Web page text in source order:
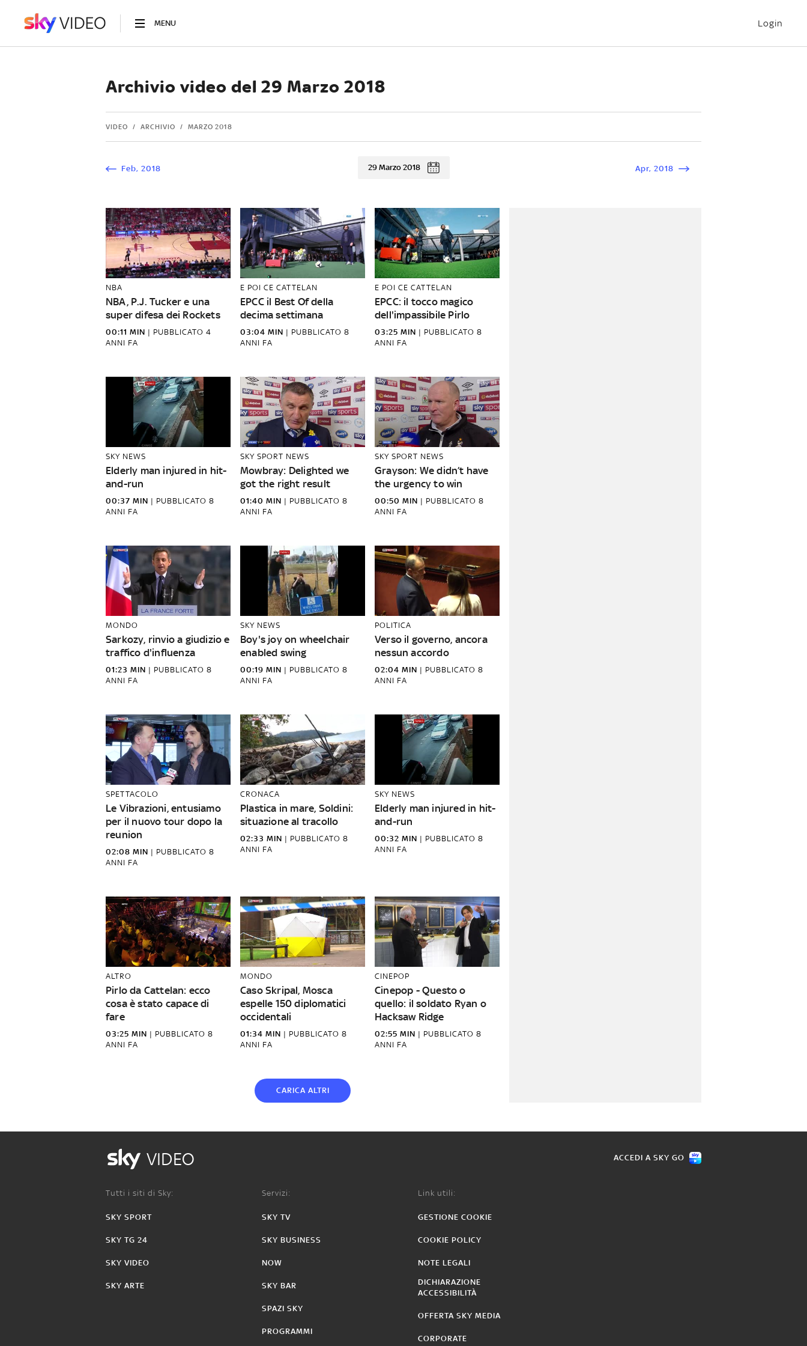
MENU Login
Archivio video del 29 Marzo 2018
VIDEO ARCHIVIO MARZO 2018
Feb, 2018 29 Marzo 2018 Apr, 2018
NBA
NBA, P.J. Tucker e una
super difesa dei Rockets
00:11 MIN | PUBBLICATO 4
ANNI FA
E POI CE CATTELAN
EPCC il Best Of della
decima settimana
03:04 MIN | PUBBLICATO 8
ANNI FA
E POI CE CATTELAN
EPCC: il tocco magico
dell'impassibile Pirlo
03:25 MIN | PUBBLICATO 8
ANNI FA
SKY NEWS
Elderly man injured in hit-
and-run
00:37 MIN | PUBBLICATO 8
ANNI FA
SKY SPORT NEWS
Mowbray: Delighted we
got the right result
01:40 MIN | PUBBLICATO 8
ANNI FA
SKY SPORT NEWS
Grayson: We didn’t have
the urgency to win
00:50 MIN | PUBBLICATO 8
ANNI FA
MONDO
Sarkozy, rinvio a giudizio e
traffico d'influenza
01:23 MIN | PUBBLICATO 8
ANNI FA
SKY NEWS
Boy's joy on wheelchair
enabled swing
00:19 MIN | PUBBLICATO 8
ANNI FA
POLITICA
Verso il governo, ancora
nessun accordo
02:04 MIN | PUBBLICATO 8
ANNI FA
SPETTACOLO
Le Vibrazioni, entusiamo
per il nuovo tour dopo la
reunion
02:08 MIN | PUBBLICATO 8
ANNI FA
CRONACA
Plastica in mare, Soldini:
situazione al tracollo
02:33 MIN | PUBBLICATO 8
ANNI FA
SKY NEWS
Elderly man injured in hit-
and-run
00:32 MIN | PUBBLICATO 8
ANNI FA
ALTRO
Pirlo da Cattelan: ecco
cosa è stato capace di
fare
03:25 MIN | PUBBLICATO 8
ANNI FA
MONDO
Caso Skripal, Mosca
espelle 150 diplomatici
occidentali
01:34 MIN | PUBBLICATO 8
ANNI FA
CINEPOP
Cinepop - Questo o
quello: il soldato Ryan o
Hacksaw Ridge
02:55 MIN | PUBBLICATO 8
ANNI FA
CARICA ALTRI
VIDEO ACCEDI A SKY GO
Tutti i siti di Sky:
SKY SPORT
SKY TG 24
SKY VIDEO
SKY ARTE
Servizi:
SKY TV
SKY BUSINESS
NOW
SKY BAR
SPAZI SKY
PROGRAMMI
Link utili:
GESTIONE COOKIE
COOKIE POLICY
NOTE LEGALI
DICHIARAZIONE
ACCESSIBILITÀ
OFFERTA SKY MEDIA
CORPORATE